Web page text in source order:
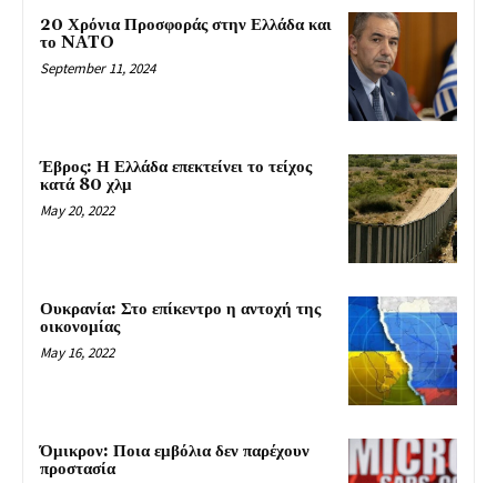
20 Χρόνια Προσφοράς στην Ελλάδα και
το NATO
September 11, 2024
Έβρος: Η Ελλάδα επεκτείνει το τείχος
κατά 80 χλμ
May 20, 2022
Ουκρανία: Στο επίκεντρο η αντοχή της
οικονομίας
May 16, 2022
Όμικρον: Ποια εμβόλια δεν παρέχουν
προστασία